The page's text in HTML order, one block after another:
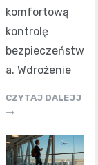
komfortową
kontrolę
bezpieczeństw
a. Wdrożenie
CZYTAJ DALEJJ